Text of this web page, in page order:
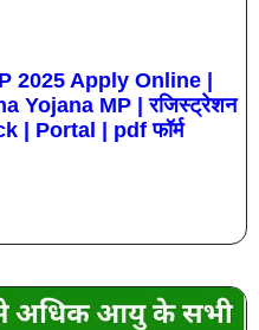
2025 Apply Online |
Yojana MP | रजिस्ट्रेशन
| Portal | pdf फॉर्म